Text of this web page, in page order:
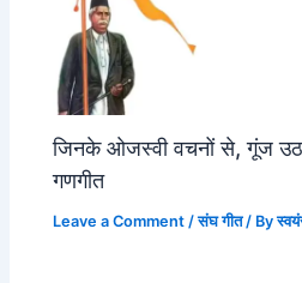
जिनके ओजस्वी वचनों से, गूंज
गणगीत
Leave a Comment /संघ गीत/ By